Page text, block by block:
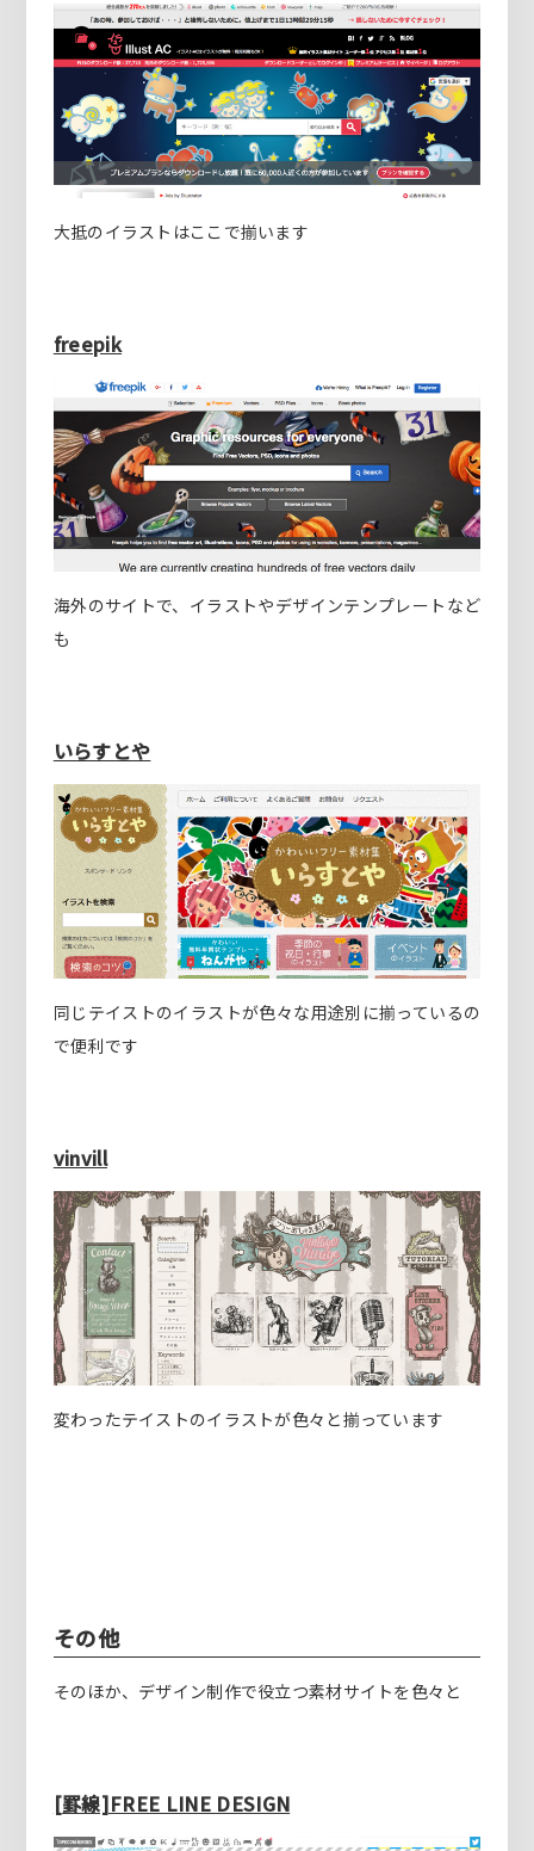
大抵のイラストはここで揃います
freepik
海外のサイトで、イラストやデザインテンプレートなど
も
いらすとや
同じテイストのイラストが色々な用途別に揃っているの
で便利です
vinvill
変わったテイストのイラストが色々と揃っています
その他
そのほか、デザイン制作で役立つ素材サイトを色々と
[罫線]FREE LINE DESIGN